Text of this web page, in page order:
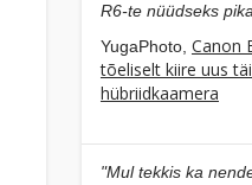
R6-te nüüdseks
YugaPhoto, Canon
tõeliselt kiire uus
hübriidkaamera
"Mul tekkis ka